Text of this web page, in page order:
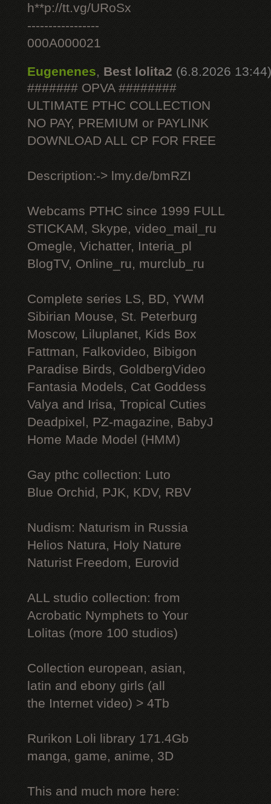
h**p://tt.vg/URoSx
-----------------
000A000021
Eugenenes, Best lolita2 (6.8.2026 13:44)
####### OPVA ########
ULTIMATE РТНС COLLECTION
NO PAY, PREMIUM or PAYLINK
DOWNLOAD ALL СР FOR FREE
Description:-> lmy.de/bmRZI
Webcams РТНС since 1999 FULL
STICKAM, Skype, video_mail_ru
Omegle, Vichatter, Interia_pl
BlogTV, Online_ru, murclub_ru
Complete series LS, BD, YWM
Sibirian Mouse, St. Peterburg
Moscow, Liluplanet, Kids Box
Fattman, Falkovideo, Bibigon
Paradise Birds, GoldbergVideo
Fantasia Models, Cat Goddess
Valya and Irisa, Tropical Cuties
Deadpixel, PZ-magazine, BabyJ
Home Made Model (HMM)
Gay рthс collection: Luto
Blue Orchid, PJK, KDV, RBV
Nudism: Naturism in Russia
Helios Natura, Holy Nature
Naturist Freedom, Eurovid
ALL studio collection: from
Acrobatic Nymрhеts to Your
Lоlitаs (more 100 studios)
Collection european, asian,
latin and ebony girls (all
the Internet video) > 4Tb
Rurikon Lоli library 171.4Gb
manga, game, anime, 3D
This and much more here: